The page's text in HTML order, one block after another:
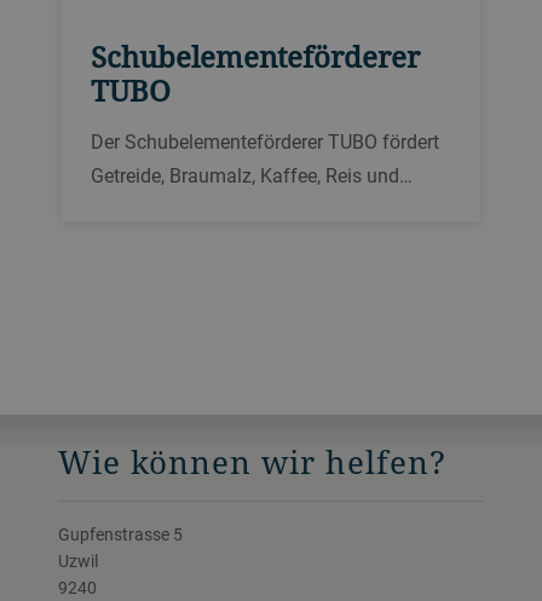
Schubelementeförderer
TUBO
Der Schubelementeförderer TUBO fördert
Getreide, Braumalz, Kaffee, Reis und
Wie können wir helfen?
Gupfenstrasse 5
Uzwil
9240